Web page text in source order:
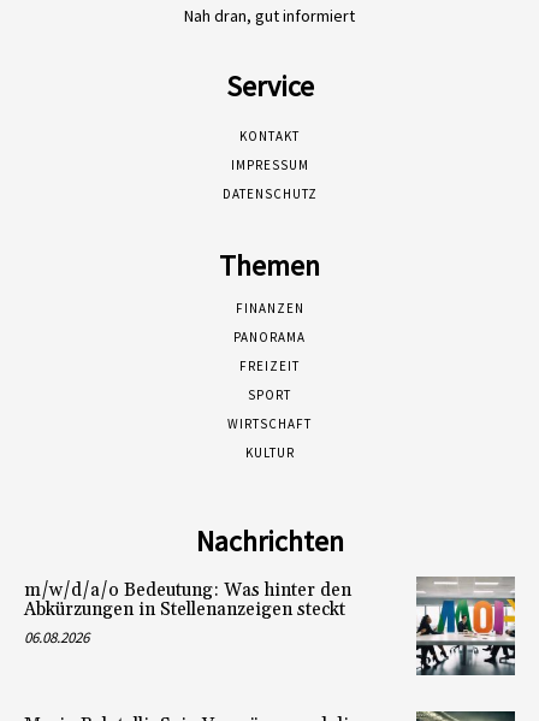
Nah dran, gut informiert
Service
KONTAKT
IMPRESSUM
DATENSCHUTZ
Themen
FINANZEN
PANORAMA
FREIZEIT
SPORT
WIRTSCHAFT
KULTUR
Nachrichten
m/w/d/a/o Bedeutung: Was hinter den
Abkürzungen in Stellenanzeigen steckt
06.08.2026